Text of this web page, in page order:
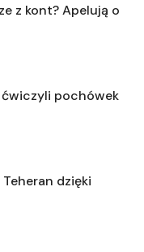
z kont? Apelują o
ćwiczyli pochówek
dzięki